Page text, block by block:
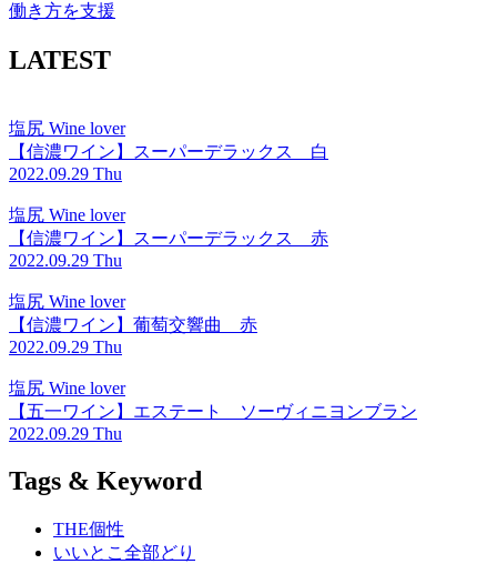
働き方を支援
LATEST
塩尻 Wine lover
【信濃ワイン】スーパーデラックス 白
2022.09.29 Thu
塩尻 Wine lover
【信濃ワイン】スーパーデラックス 赤
2022.09.29 Thu
塩尻 Wine lover
【信濃ワイン】葡萄交響曲 赤
2022.09.29 Thu
塩尻 Wine lover
【五一ワイン】エステート ソーヴィニヨンブラン
2022.09.29 Thu
Tags & Keyword
THE個性
いいとこ全部どり